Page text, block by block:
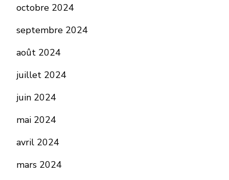
octobre 2024
septembre 2024
août 2024
juillet 2024
juin 2024
mai 2024
avril 2024
mars 2024